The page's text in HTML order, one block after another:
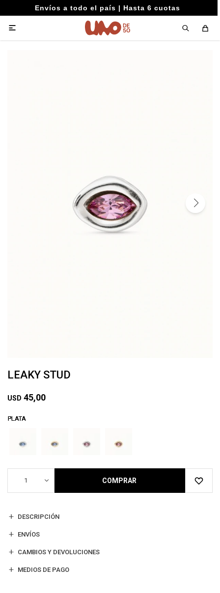
Envíos a todo el país | Hasta 6 cuotas

LEAKY STUD
USD 45,00
PLATA
PLATA
PLATA
1 COMPRAR
DESCRIPCIÓN
ENVÍOS
CAMBIOS Y DEVOLUCIONES
MEDIOS DE PAGO